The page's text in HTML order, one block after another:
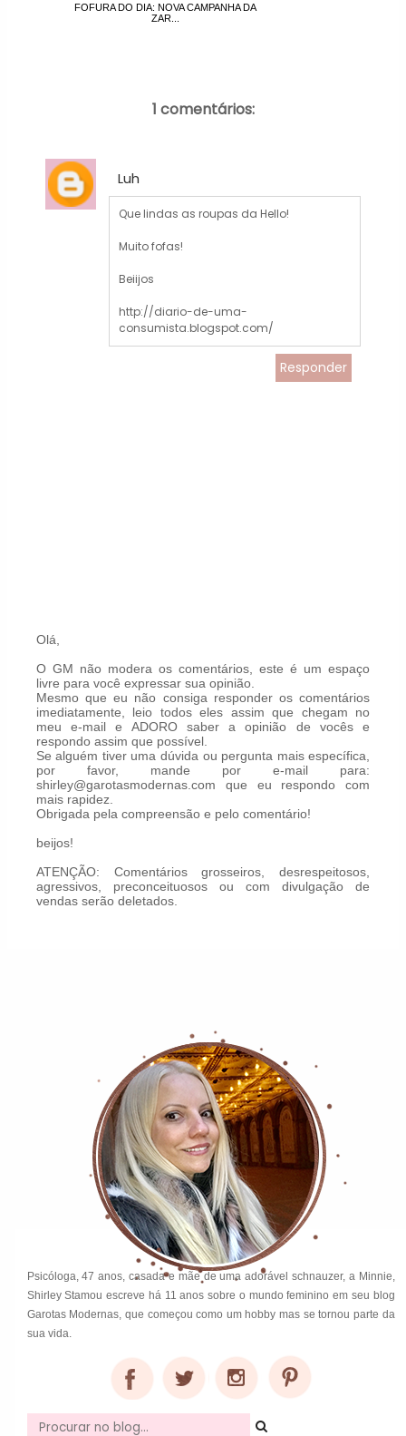
FOFURA DO DIA: NOVA CAMPANHA DA
ZAR...
1 comentários:
Luh
Que lindas as roupas da Hello!
Muito fofas!
Beiijos
http://diario-de-uma-
consumista.blogspot.com/
Responder
Olá,
O GM não modera os comentários, este é um espaço
livre para você expressar sua opinião.
Mesmo que eu não consiga responder os comentários
imediatamente, leio todos eles assim que chegam no
meu e-mail e ADORO saber a opinião de vocês e
respondo assim que possível.
Se alguém tiver uma dúvida ou pergunta mais específica,
por favor, mande por e-mail para:
shirley@garotasmodernas.com que eu respondo com
mais rapidez.
Obrigada pela compreensão e pelo comentário!
beijos!
ATENÇÃO: Comentários grosseiros, desrespeitosos,
agressivos, preconceituosos ou com divulgação de
vendas serão deletados.
Psicóloga, 47 anos, casada e mãe de uma adorável schnauzer, a Minnie,
Shirley Stamou escreve há 11 anos sobre o mundo feminino em seu blog
Garotas Modernas, que começou como um hobby mas se tornou parte da
sua vida.